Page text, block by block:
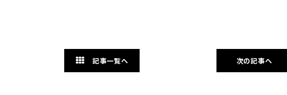
記事一覧へ 次の記事へ